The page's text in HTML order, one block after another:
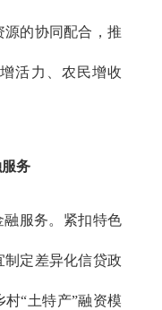
的协同配合，推
活力、农民增收
务
融服务。紧扣特色
定差异化信贷政
“土特产”融资模